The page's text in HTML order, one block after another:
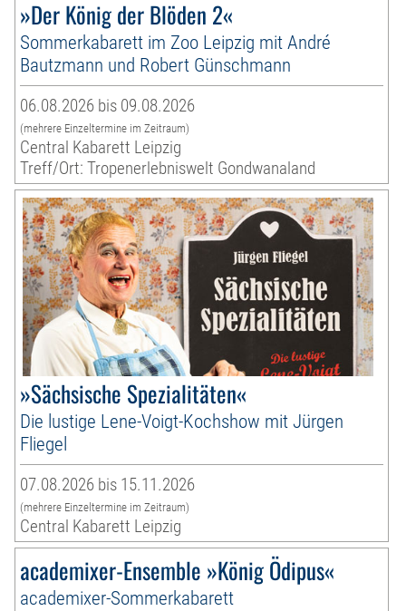
»Der König der Blöden 2«
Sommerkabarett im Zoo Leipzig mit André
Bautzmann und Robert Günschmann
06.08.2026 bis 09.08.2026
(mehrere Einzeltermine im Zeitraum)
Central Kabarett Leipzig
Treff/Ort: Tropenerlebniswelt Gondwanaland
»Sächsische Spezialitäten«
Die lustige Lene-Voigt-Kochshow mit Jürgen
Fliegel
07.08.2026 bis 15.11.2026
(mehrere Einzeltermine im Zeitraum)
Central Kabarett Leipzig
academixer-Ensemble »König Ödipus«
academixer-Sommerkabarett